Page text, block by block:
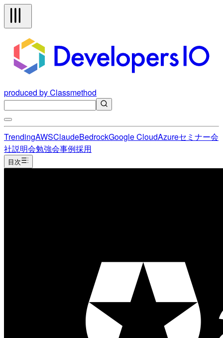
produced by Classmethod
TrendingAWSClaudeBedrockGoogle CloudAzureセミナー会
社説明会勉強会事例採用
目次